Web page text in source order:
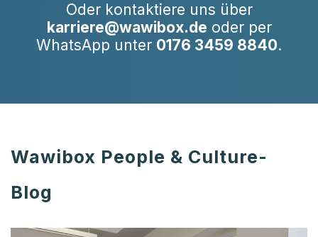
Oder kontaktiere uns über
karriere@wawibox.de oder per
WhatsApp unter 0176 3459 8840.
Wawibox People & Culture-
Blog